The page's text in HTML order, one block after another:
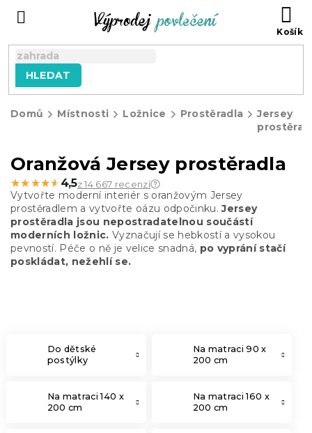
HLEDAT
Domů Místnosti Ložnice Prostěradla
Jersey
Oranžová Jersey prostěradla
★★★★★
★★★★★ 4,5z 14 667 recenzí
Vytvořte moderní interiér s oranžovým Jersey
prostěradlem a vytvořte oázu odpočinku.Jersey
prostěradla jsou nepostradatelnou součástí
moderních ložnic. Vyznačují se hebkostí a vysokou
pevností. Péče o ně je velice snadná, po vyprání stačí
poskládat, nežehlí se.
Do dětské
postýlky
Na matraci 90 x
200 cm
Na matraci 140 x
200 cm
Na matraci 160 x
200 cm